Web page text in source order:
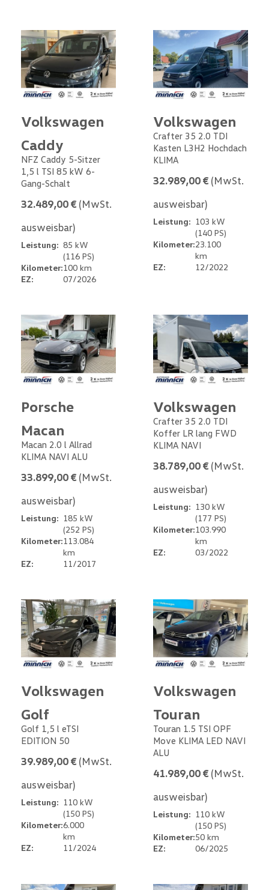
Volkswagen
Caddy
NFZ Caddy 5-Sitzer
1,5 l TSI 85 kW 6-
Gang-Schalt
32.489,00 € (MwSt.
ausweisbar)
Leistung: 85 kW
(116 PS)
Kilometer:100 km
EZ:
07/2026
Volkswagen
Crafter 35 2.0 TDI
Kasten L3H2 Hochdach
KLIMA
32.989,00 € (MwSt.
ausweisbar)
Leistung: 103 kW
(140 PS)
Kilometer:23.100
km
EZ:
12/2022
Porsche
Macan
Macan 2.0 l Allrad
KLIMA NAVI ALU
33.899,00 € (MwSt.
ausweisbar)
Leistung: 185 kW
(252 PS)
Kilometer:113.084
km
EZ:
11/2017
Volkswagen
Crafter 35 2.0 TDI
Koffer LR lang FWD
KLIMA NAVI
38.789,00 € (MwSt.
ausweisbar)
Leistung: 130 kW
(177 PS)
Kilometer:103.990
km
EZ:
03/2022
Volkswagen
Golf
Golf 1,5 l eTSI
EDITION 50
39.989,00 € (MwSt.
ausweisbar)
Leistung: 110 kW
(150 PS)
Kilometer:6.000
km
EZ:
11/2024
Volkswagen
Touran
Touran 1.5 TSI OPF
Move KLIMA LED NAVI
ALU
41.989,00 € (MwSt.
ausweisbar)
Leistung: 110 kW
(150 PS)
Kilometer:50 km
EZ:
06/2025